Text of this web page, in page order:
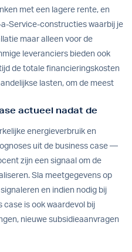
met een lagere rente, en
Service-constructies waarbij je
maar alleen voor de
leveranciers bieden ook
de totale financieringskosten
lasten, om de meest
actueel nadat de
energieverbruik en
uit de business case —
zijn een signaal om de
Sla meetgegevens op
en indien nodig bij
case is ook waardevol bij
nieuwe subsidieaanvragen